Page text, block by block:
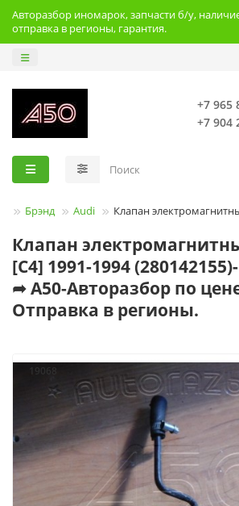
Авторазбор иномарок, запчасти б/у,
отправка в регионы, гарантия.
+7 965
+7 904
Брэнд Audi Клапан
Клапан
[C4] 1991-1994
➦ А50-Авторазбор по
Отправка в регионы.
19068